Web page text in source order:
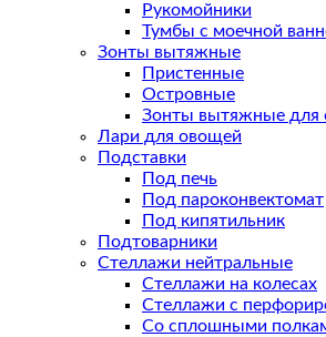
Рукомойники
Тумбы с моечной
Зонты вытяжные
Пристенные
Островные
Зонты вытяжные для
Лари для овощей
Подставки
Под печь
Под пароконвектомат
Под кипятильник
Подтоварники
Стеллажи нейтральные
Стеллажи на колесах
Стеллажи с
Со сплошными